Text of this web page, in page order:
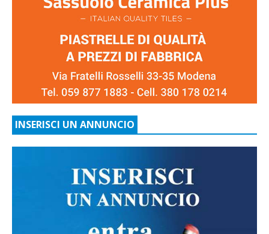
INSERISCI UN ANNUNCIO